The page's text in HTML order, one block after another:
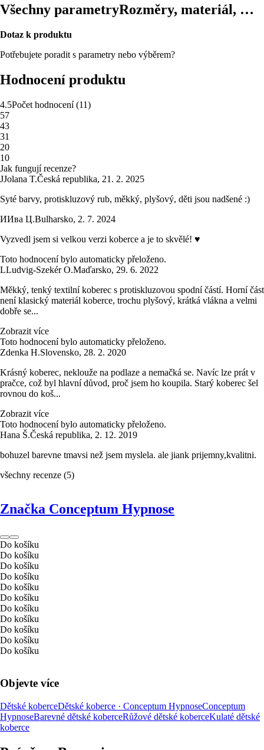
Všechny parametryRozměry, materiál, …
Dotaz k produktu
Potřebujete poradit s parametry nebo výběrem?
Hodnocení produktu
4.5Počet hodnocení(11)
57
43
31
20
10
Jak fungují recenze?
JJolana T.Česká republika, 21. 2. 2025
Syté barvy, protiskluzový rub, měkký, plyšový, děti jsou nadšené :)
ИИва Ц.Bulharsko, 2. 7. 2024
Vyzvedl jsem si velkou verzi koberce a je to skvělé! ♥
Toto hodnocení bylo automaticky přeloženo.
LLudvig-Szekér O.Maďarsko, 29. 6. 2022
Měkký, tenký textilní koberec s protiskluzovou spodní částí. Horní část
není klasický materiál koberce, trochu plyšový, krátká vlákna a velmi
dobře se...
Zobrazit více
Toto hodnocení bylo automaticky přeloženo.
Zdenka H.Slovensko, 28. 2. 2020
Krásný koberec, neklouže na podlaze a nemačká se. Navíc lze prát v
pračce, což byl hlavní důvod, proč jsem ho koupila. Starý koberec šel
rovnou do koš...
Zobrazit více
Toto hodnocení bylo automaticky přeloženo.
Hana Š.Česká republika, 2. 12. 2019
bohuzel barevne tmavsi než jsem myslela. ale jiank prijemny,kvalitni.
všechny recenze (5)
Značka Conceptum Hypnose
Do košíku
Do košíku
Do košíku
Do košíku
Do košíku
Do košíku
Do košíku
Do košíku
Do košíku
Do košíku
Do košíku
Objevte více
Dětské koberceDětské koberce · Conceptum HypnoseConceptum
HypnoseBarevné dětské koberceRůžové dětské koberceKulaté dětské
koberce